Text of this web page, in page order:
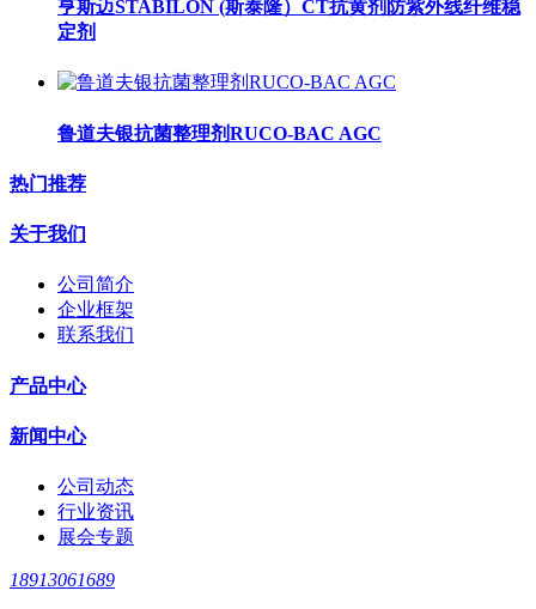
亨斯迈STABILON (斯泰隆）CT抗黄剂防紫外线纤维稳
定剂
鲁道夫银抗菌整理剂RUCO-BAC AGC
热门推荐
关于我们
公司简介
企业框架
联系我们
产品中心
新闻中心
公司动态
行业资讯
展会专题
18913061689